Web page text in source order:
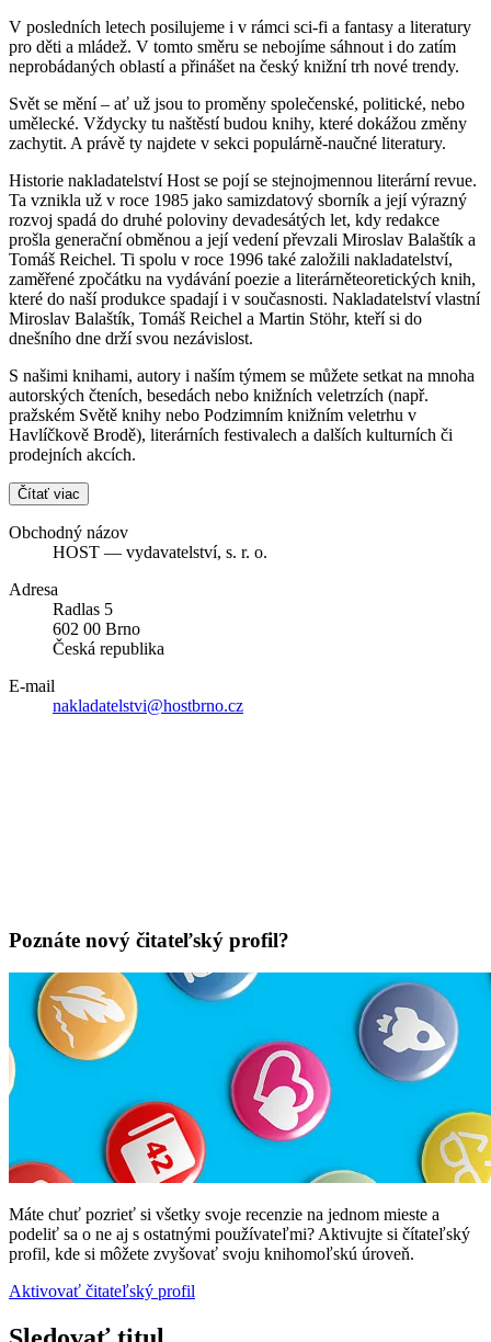
V posledních letech posilujeme i v rámci sci-fi a fantasy a literatury
pro děti a mládež. V tomto směru se nebojíme sáhnout i do zatím
neprobádaných oblastí a přinášet na český knižní trh nové trendy.
Svět se mění – ať už jsou to proměny společenské, politické, nebo
umělecké. Vždycky tu naštěstí budou knihy, které dokážou změny
zachytit. A právě ty najdete v sekci populárně-naučné literatury.
Historie nakladatelství Host se pojí se stejnojmennou literární revue.
Ta vznikla už v roce 1985 jako samizdatový sborník a její výrazný
rozvoj spadá do druhé poloviny devadesátých let, kdy redakce
prošla generační obměnou a její vedení převzali Miroslav Balaštík a
Tomáš Reichel. Ti spolu v roce 1996 také založili nakladatelství,
zaměřené zpočátku na vydávání poezie a literárněteoretických knih,
které do naší produkce spadají i v současnosti. Nakladatelství vlastní
Miroslav Balaštík, Tomáš Reichel a Martin Stöhr, kteří si do
dnešního dne drží svou nezávislost.
S našimi knihami, autory i naším týmem se můžete setkat na mnoha
autorských čteních, besedách nebo knižních veletrzích (např.
pražském Světě knihy nebo Podzimním knižním veletrhu v
Havlíčkově Brodě), literárních festivalech a dalších kulturních či
prodejních akcích.
Čítať viac
Obchodný názov
HOST — vydavatelství, s. r. o.
Adresa
Radlas 5
602 00 Brno
Česká republika
E-mail
nakladatelstvi@hostbrno.cz
Poznáte nový čitateľský profil?
Máte chuť pozrieť si všetky svoje recenzie na jednom mieste a
podeliť sa o ne aj s ostatnými používateľmi? Aktivujte si čítateľský
profil, kde si môžete zvyšovať svoju knihomoľskú úroveň.
Aktivovať čitateľský profil